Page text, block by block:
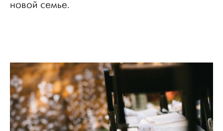
новой семье.